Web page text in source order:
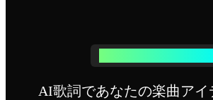
AI歌詞であなたの楽曲アイ